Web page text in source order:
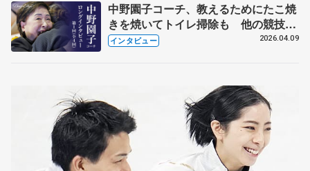
中野園子コーチ、教えるためにたこ焼
きを焼いてトイレ掃除も 他の競技に
も通用するという坂本花織の筋肉
インタビュー 2026.04.09